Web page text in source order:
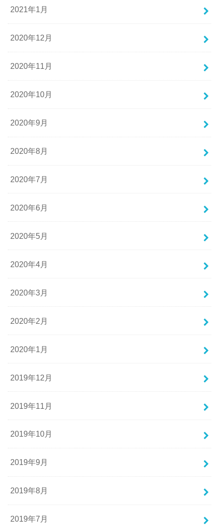
2021年1月
2020年12月
2020年11月
2020年10月
2020年9月
2020年8月
2020年7月
2020年6月
2020年5月
2020年4月
2020年3月
2020年2月
2020年1月
2019年12月
2019年11月
2019年10月
2019年9月
2019年8月
2019年7月